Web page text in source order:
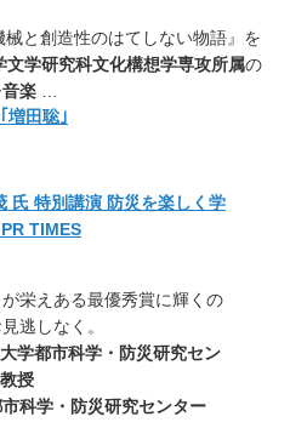
と創造性のはてしない物語』を
文学研究科文化構想学専攻所属の
音楽 …
増田聡｣
氏 特別講演 防災を楽しく学
TIMES
栄えある最優秀賞に輝くの
逃しなく。
学都市科学・防災研究セン
授
科学・防災研究センター